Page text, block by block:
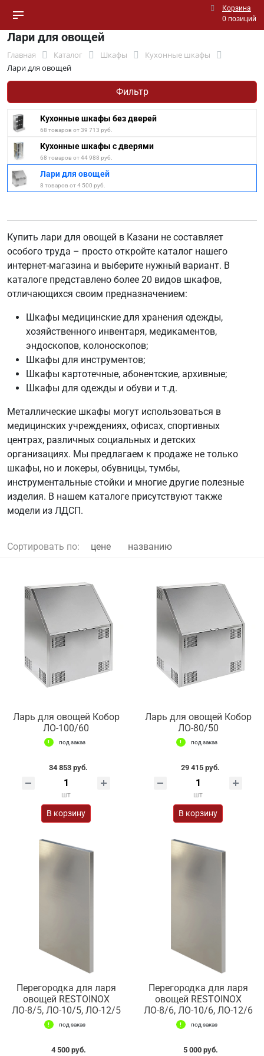
Корзина
0 позиций
Лари для овощей
Главная Каталог Шкафы
Кухонные шкафы
Лари для овощей
Фильтр
Кухонные шкафы без дверей
68 товаров от 39 713 руб.
Кухонные шкафы с дверями
68 товаров от 44 988 руб.
Лари для овощей
8 товаров от 4 500 руб.
Купить лари для овощей в Казани не составляет
особого труда – просто откройте каталог нашего
интернет-магазина и выберите нужный вариант. В
каталоге представлено более 20 видов шкафов,
отличающихся своим предназначением:
Шкафы медицинские для хранения одежды,
хозяйственного инвентаря, медикаментов,
эндоскопов, колоноскопов;
Шкафы для инструментов;
Шкафы картотечные, абонентские, архивные;
Шкафы для одежды и обуви и т.д.
Металлические шкафы могут использоваться в
медицинских учреждениях, офисах, спортивных
центрах, различных социальных и детских
организациях. Мы предлагаем к продаже не только
шкафы, но и локеры, обувницы, тумбы,
инструментальные стойки и многие другие полезные
изделия. В нашем каталоге присутствуют также
модели из ЛДСП.
Сортировать по: цене названию
Ларь для овощей Кобор
ЛО-100/60
под заказ
34 853 руб.
шт
В корзину
Ларь для овощей Кобор
ЛО-80/50
под заказ
29 415 руб.
шт
В корзину
Перегородка для ларя
овощей RESTOINOX
ЛО-8/5, ЛО-10/5, ЛО-12/5
под заказ
4 500 руб.
Перегородка для ларя
овощей RESTOINOX
ЛО-8/6, ЛО-10/6, ЛО-12/6
под заказ
5 000 руб.